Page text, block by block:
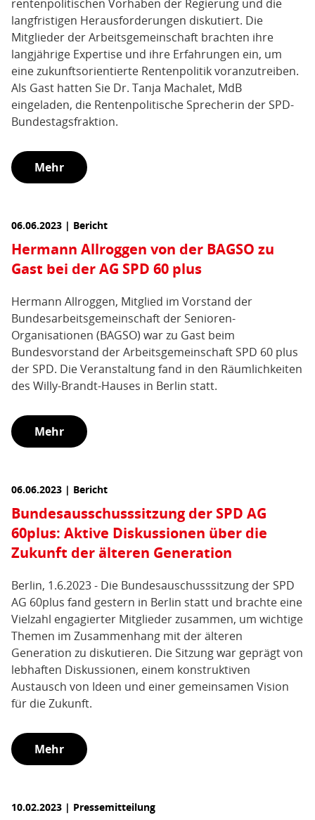
rentenpolitischen Vorhaben der Regierung und die
langfristigen Herausforderungen diskutiert. Die
Mitglieder der Arbeitsgemeinschaft brachten ihre
langjährige Expertise und ihre Erfahrungen ein, um
eine zukunftsorientierte Rentenpolitik voranzutreiben.
Als Gast hatten Sie Dr. Tanja Machalet, MdB
eingeladen, die Rentenpolitische Sprecherin der SPD-
Bundestagsfraktion.
Mehr
06.06.2023 | Bericht
Hermann Allroggen von der BAGSO zu
Gast bei der AG SPD 60 plus
Hermann Allroggen, Mitglied im Vorstand der
Bundesarbeitsgemeinschaft der Senioren-
Organisationen (BAGSO) war zu Gast beim
Bundesvorstand der Arbeitsgemeinschaft SPD 60 plus
der SPD. Die Veranstaltung fand in den Räumlichkeiten
des Willy-Brandt-Hauses in Berlin statt.
Mehr
06.06.2023 | Bericht
Bundesausschusssitzung der SPD AG
60plus: Aktive Diskussionen über die
Zukunft der älteren Generation
Berlin, 1.6.2023 - Die Bundesauschusssitzung der SPD
AG 60plus fand gestern in Berlin statt und brachte eine
Vielzahl engagierter Mitglieder zusammen, um wichtige
Themen im Zusammenhang mit der älteren
Generation zu diskutieren. Die Sitzung war geprägt von
lebhaften Diskussionen, einem konstruktiven
Austausch von Ideen und einer gemeinsamen Vision
für die Zukunft.
Mehr
10.02.2023 | Pressemitteilung